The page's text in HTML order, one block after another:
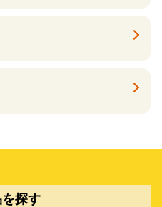
探す